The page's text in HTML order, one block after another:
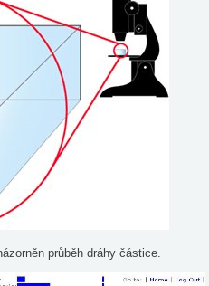
průběh dráhy částice.